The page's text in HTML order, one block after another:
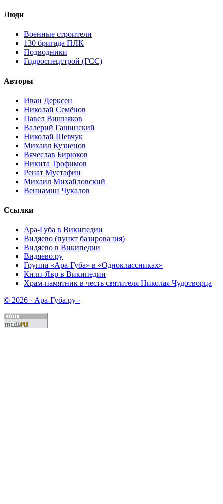
Люди
Военные строители
130 бригада ПЛК
Подводники
Гидроспецстрой (ГСС)
Авторы
Иван Дерксен
Николай Семёнов
Павел Вишняков
Валерий Гашинский
Николай Шевчук
Михаил Кузнецов
Вячеслав Бирюков
Никита Трофимов
Ренат Мустафин
Михаил Михайловский
Вениамин Чукалов
Ссылки
Ара-Губа в Википедии
Видяево (пункт базирования)
Видяево в Википедии
Видяево.ру
Группа «Ара-Губа» в «Одноклассниках»
Килп-Явр в Википедии
Храм-памятник в честь святителя Николая Чудотворца
© 2026 · Ара-Губа.ру ·